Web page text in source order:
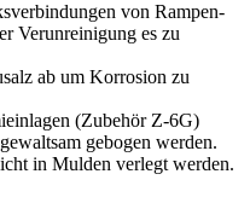
von Rampen-
Verunreinigung es zu
ab um Korrosion zu
(Zubehör Z-6G)
gebogen werden.
in Mulden verlegt werden.